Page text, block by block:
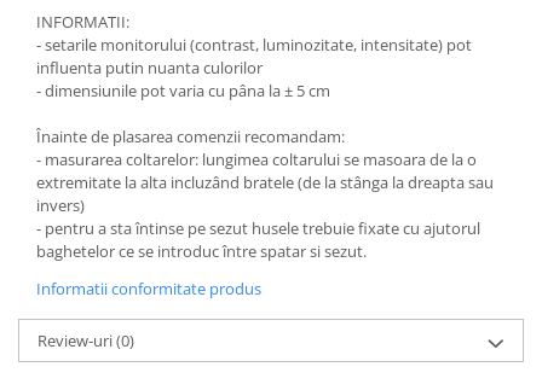
INFORMATII:
- setarile monitorului (contrast, luminozitate, intensitate) pot
influenta putin nuanta culorilor
- dimensiunile pot varia cu pâna la ± 5 cm
Înainte de plasarea comenzii recomandam:
- masurarea coltarelor: lungimea coltarului se masoara de la o
extremitate la alta incluzând bratele (de la stânga la dreapta sau
invers)
- pentru a sta întinse pe sezut husele trebuie fixate cu ajutorul
baghetelor ce se introduc între spatar si sezut.
Informatii conformitate produs
Review-uri(0)